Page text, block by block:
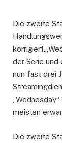
Die zweite
der Serie und
nun fast drei
meisten
Die zweite